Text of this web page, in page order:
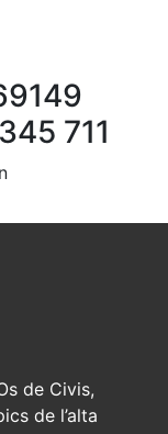
711
de Civis,
de l’alta